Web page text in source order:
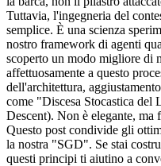
Tuttavia, l'ingegneria del
semplice. È una scienza
nostro framework di agenti
scoperto un modo migliore di
affettuosamente a questo
dell'architettura,
come "Discesa Stocastica del
Descent). Non è elegante, ma
Questo post condivide gli
la nostra "SGD". Se stai
questi principi ti aiutino a